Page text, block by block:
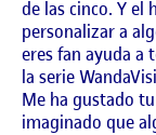
de las cinco. Y el
personalizar a
eres fan ayuda a
la serie
Me ha gustado
imaginado que